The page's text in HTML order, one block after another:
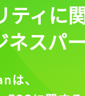
ティに
ネスパ
、